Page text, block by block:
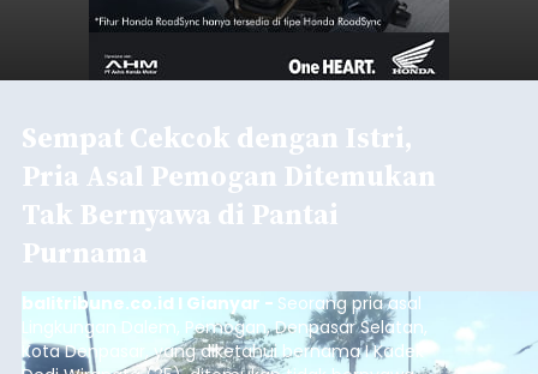
Sempat Cekcok dengan Istri,
Pria Asal Pemogan Ditemukan
Tak Bernyawa di Pantai
Purnama
balitribune.co.id I Gianyar - Seorang pria asal
Lingkungan Dalem, Pemogan, Denpasar Selatan,
Kota Denpasar, yang diketahui bernama I Kadek